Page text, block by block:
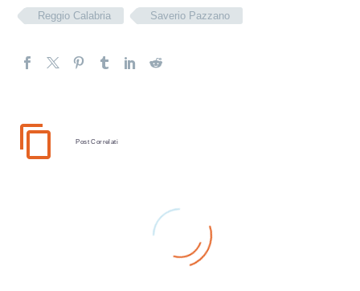
Reggio Calabria Saverio Pazzano
Post Correlati